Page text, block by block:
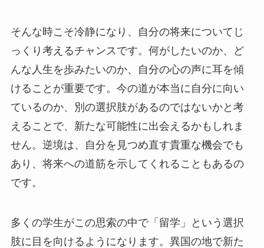
そんな時こそ冷静になり、自分の将来についてじ
っくり考えるチャンスです。何がしたいのか、ど
んな人生を歩みたいのか、自分の心の声に耳を傾
けることが重要です。今の道が本当に自分に向い
ているのか、別の選択肢があるのではないかと考
えることで、新たな可能性に出会えるかもしれま
せん。逆境は、自分を見つめ直す貴重な機会でも
あり、将来への道筋を示してくれることもあるの
です。
多くの学生がこの思索の中で「留学」という選択
肢に目を向けるようになります。異国の地で新た